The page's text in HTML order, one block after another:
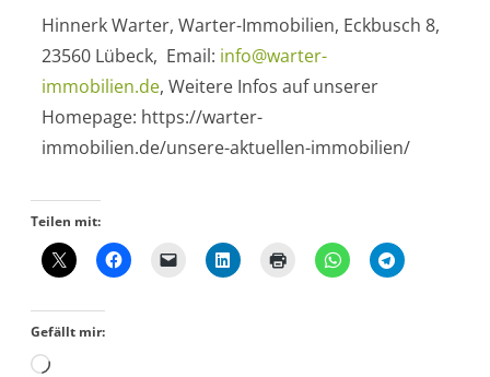
Hinnerk Warter, Warter-Immobilien, Eckbusch 8,
23560 Lübeck, Email: info@warter-
immobilien.de, Weitere Infos auf unserer
Homepage: https://warter-
immobilien.de/unsere-aktuellen-immobilien/
Teilen mit:
Gefällt mir: